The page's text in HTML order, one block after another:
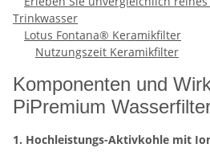
Trinkwasser
Lotus Fontana® Keramikfilter
Nutzungszeit Keramikfilter
Komponenten und
PiPremium
1. Hochleistungs-Aktivkohle mit